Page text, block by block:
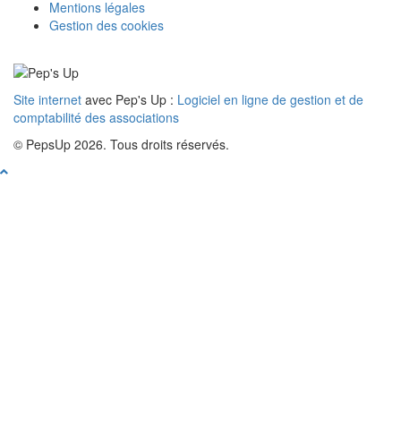
Mentions légales
Gestion des cookies
Site internet avec Pep's Up : Logiciel en ligne de gestion et de
comptabilité des associations
© PepsUp 2026. Tous droits réservés.